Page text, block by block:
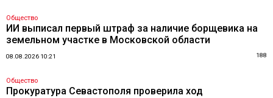
Общество
ИИ выписал первый штраф за наличие борщевика на
земельном участке в Московской области
08.08.2026 10:21 188
Общество
Прокуратура Севастополя проверила ход